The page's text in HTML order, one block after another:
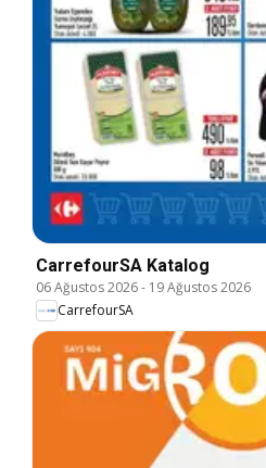
CarrefourSA Katalog
06 Ağustos 2026- 19 Ağustos 2026
CarrefourSA